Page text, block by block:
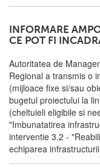
INFORMARE
CE POT FI
Autoritatea de
Regional a transmis o
(mijloace fixe si/sau
bugetul proiectului la
(cheltuieli eligibile si
"Imbunatatirea
interventie 3.2 -
echiparea